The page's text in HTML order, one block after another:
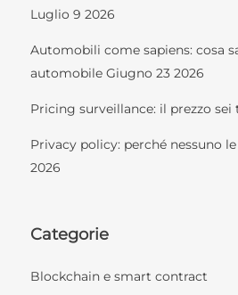
Luglio 9 2026
Automobili come sapiens: cosa
automobile Giugno 23 2026
Pricing surveillance: il prezzo sei
Privacy policy: perché nessuno le
2026
Categorie
Blockchain e smart contract